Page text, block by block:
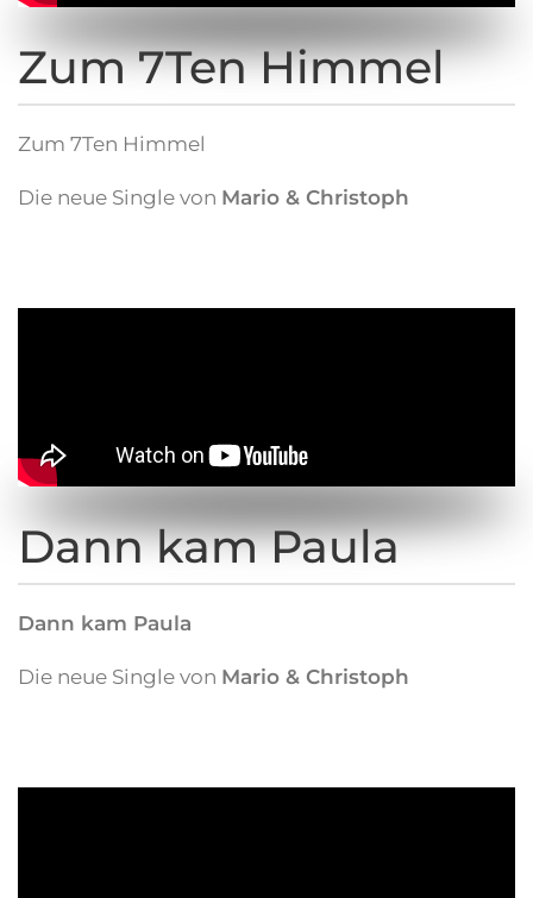
Zum 7Ten Himmel
Zum 7Ten Himmel
Die neue Single von Mario & Christoph
Dann kam Paula
Dann kam Paula
Die neue Single von Mario & Christoph